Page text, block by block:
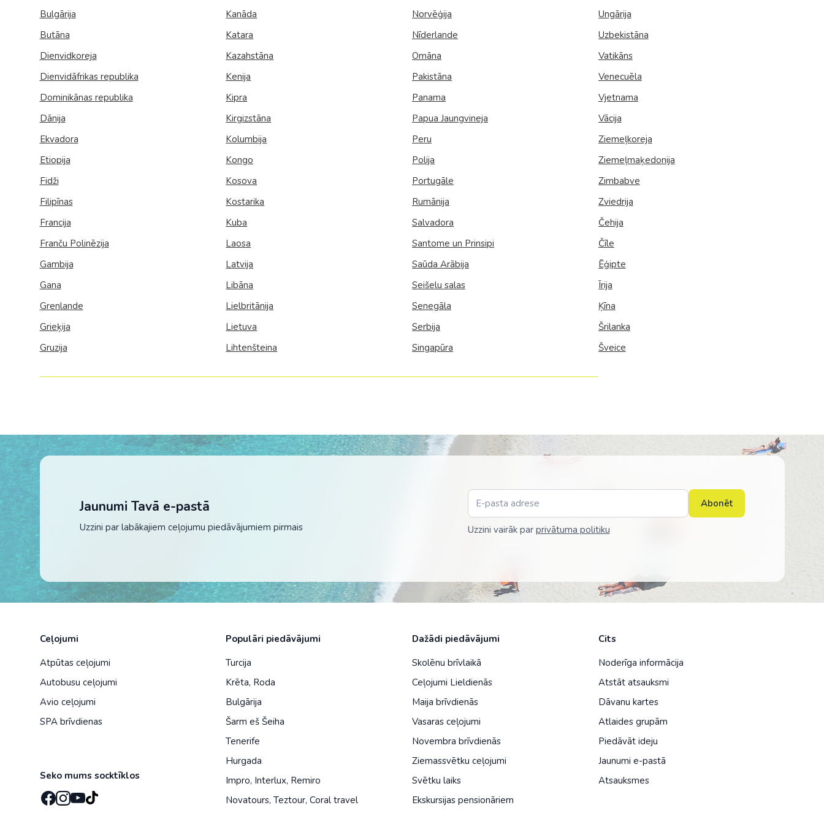
Bulgārija
Butāna
Dienvidkoreja
Dienvidāfrikas republika
Dominikānas republika
Dānija
Ekvadora
Etiopija
Fidži
Filipīnas
Francija
Franču Polinēzija
Gambija
Gana
Grenlande
Grieķija
Gruzija
Kanāda
Katara
Kazahstāna
Kenija
Kipra
Kirgizstāna
Kolumbija
Kongo
Kosova
Kostarika
Kuba
Laosa
Latvija
Libāna
Lielbritānija
Lietuva
Lihtenšteina
Norvēģija
Nīderlande
Omāna
Pakistāna
Panama
Papua Jaungvineja
Peru
Polija
Portugāle
Rumānija
Salvadora
Santome un Prinsipi
Saūda Arābija
Seišelu salas
Senegāla
Serbija
Singapūra
Ungārija
Uzbekistāna
Vatikāns
Venecuēla
Vjetnama
Vācija
Ziemeļkoreja
Ziemeļmaķedonija
Zimbabve
Zviedrija
Čehija
Čīle
Ēģipte
Īrija
Ķīna
Šrilanka
Šveice
Jaunumi Tavā e-pastā
Uzzini par labākajiem ceļojumu piedāvājumiem pirmais Uzzini vairāk par privātuma politiku
Abonēt
Ceļojumi
Atpūtas ceļojumi
Autobusu ceļojumi
Avio ceļojumi
SPA brīvdienas
Seko mums socktīklos
Populāri piedāvājumi
Turcija
Krēta, Roda
Bulgārija
Šarm eš Šeiha
Tenerife
Hurgada
Impro, Interlux, Remiro
Novatours,Teztour,Coral travel
Dažādi piedāvājumi
Skolēnu brīvlaikā
Ceļojumi Lieldienās
Maija brīvdienās
Vasaras ceļojumi
Novembra brīvdienās
Ziemassvētku ceļojumi
Svētku laiks
Ekskursijas pensionāriem
Cits
Noderīga informācija
Atstāt atsauksmi
Dāvanu kartes
Atlaides grupām
Piedāvāt ideju
Jaunumi e-pastā
Atsauksmes